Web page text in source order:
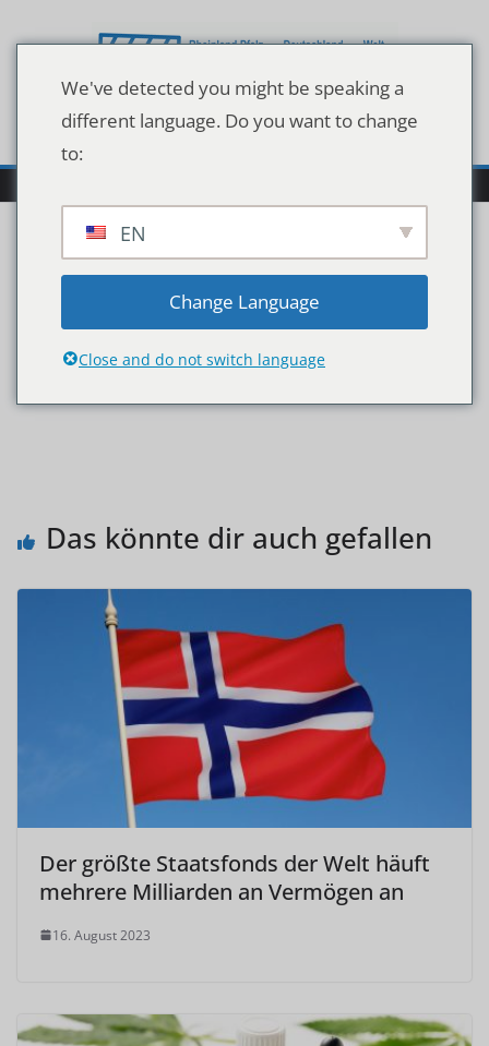
Inhalt
0fd65d2f813642b2dffbfb
6ee9ad918a
Das könnte dir auch gefallen
Der größte Staatsfonds der Welt häuft
mehrere Milliarden an Vermögen an
16. August 2023
We've detected you might be speaking a
different language. Do you want to change
to:
EN
Change Language
Close and do not switch language